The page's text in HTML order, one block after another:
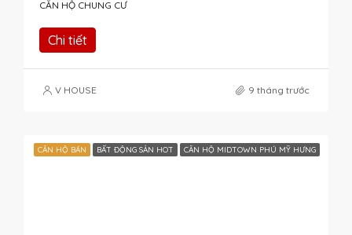
CĂN HỘ CHUNG CƯ
Chi tiết
V HOUSE 9 tháng trước
CĂN HỘ BÁN BẤT ĐỘNG SẢN HOT CĂN HỘ MIDTOWN PHÚ MỸ HƯNG